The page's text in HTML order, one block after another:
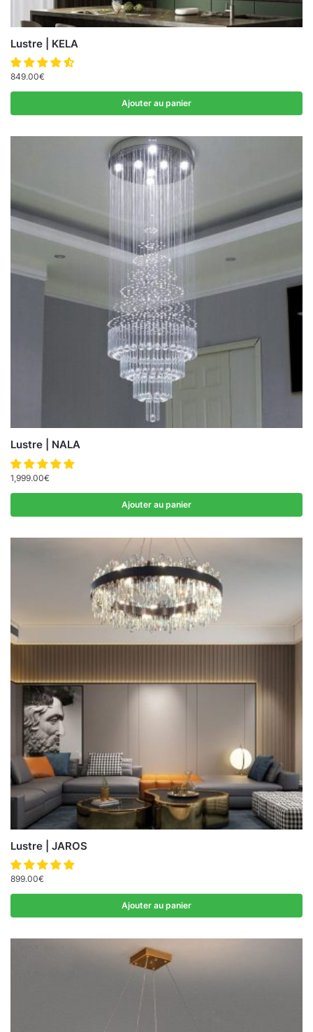
Lustre | KELA
849.00€
Ajouter au panier
Lustre | NALA
1,999.00€
Ajouter au panier
Lustre | JAROS
899.00€
Ajouter au panier